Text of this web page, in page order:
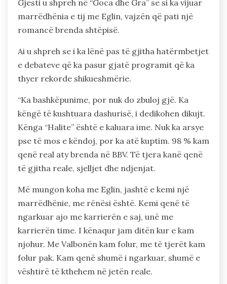
Gjesti u shpreh në “Goca dhe Gra” se si ka vijuar
marrëdhënia e tij me Eglin, vajzën që pati një
romancë brenda shtëpisë.
Ai u shpreh se i ka lënë pas të gjitha hatërmbetjet
e debateve që ka pasur gjatë programit që ka
thyer rekorde shikueshmërie.
“Ka bashkëpunime, por nuk do zbuloj gjë. Ka
këngë të kushtuara dashurisë, i dedikohen dikujt.
Kënga “Halite” është e kaluara ime. Nuk ka arsye
pse të mos e këndoj, por ka atë kuptim. 98 % kam
qenë real aty brenda në BBV. Të tjera kanë qenë
të gjitha reale, sjelljet dhe ndjenjat.
Më mungon koha me Eglin, jashtë e kemi një
marrëdhënie, me rënësi është. Kemi qenë të
ngarkuar ajo me karrierën e saj, unë me
karrierën time. I kënaqur jam ditën kur e kam
njohur. Me Valbonën kam folur, me të tjerët kam
folur pak. Kam qenë shumë i ngarkuar, shumë e
vështirë të kthehem në jetën reale.